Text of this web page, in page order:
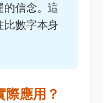
的信念。這
比數字本身
際應用？